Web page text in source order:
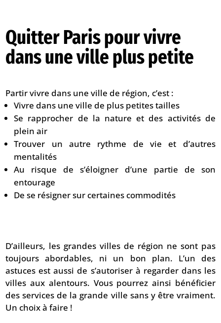
Quitter Paris pour vivre
dans une ville plus petite
Partir vivre dans une ville de région, c’est :
Vivre dans une ville de plus petites tailles
Se rapprocher de la nature et des activités de
plein air
Trouver un autre rythme de vie et d’autres
mentalités
Au risque de s’éloigner d’une partie de son
entourage
De se résigner sur certaines commodités
D’ailleurs, les grandes villes de région ne sont pas
toujours abordables, ni un bon plan. L’un des
astuces est aussi de s’autoriser à regarder dans les
villes aux alentours. Vous pourrez ainsi bénéficier
des services de la grande ville sans y être vraiment.
Un choix à faire !